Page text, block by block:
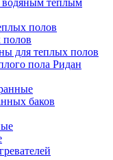
водяным теплым
полов
для теплых полов
пола Ридан
баков